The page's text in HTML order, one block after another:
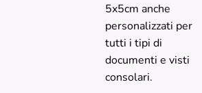
5x5cm anche
personalizzati per
tutti i tipi di
documenti e visti
consolari.